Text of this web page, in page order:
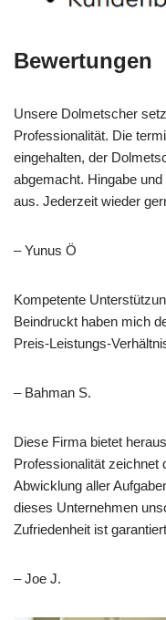
Bewertungen
Unsere Dolmetscher
Professionalität. Die
eingehalten, der
abgemacht. Hingabe
aus. Jederzeit wieder
– Yunus Ö
Kompetente
Beindruckt haben mich
Preis-Leistungs-
– Bahman S.
Diese Firma bietet
Professionalität zeichnet
Abwicklung aller
dieses Unternehmen
Zufriedenheit ist
– Joe J.